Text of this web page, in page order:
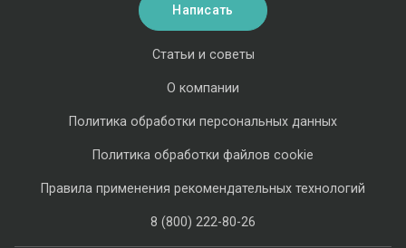
Статьи и советы
О компании
Политика обработки персональных данных
Политика обработки файлов cookie
Правила применения рекомендательных технологий
8 (800) 222-80-26
Написать